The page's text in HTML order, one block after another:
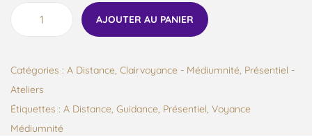
AJOUTER AU PANIER
Catégories : A Distance, Clairvoyance - Médiumnité, Présentiel -
Ateliers
Étiquettes : A Distance, Guidance, Présentiel, Voyance
Médiumnité